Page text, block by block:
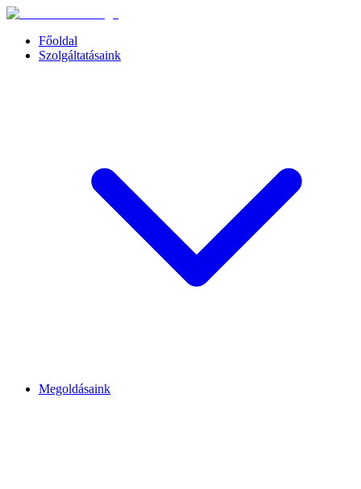
Főoldal
Szolgáltatásaink
Megoldásaink